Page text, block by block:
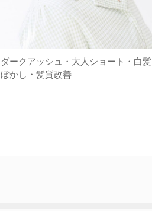
ダークアッシュ・大人ショート・白髪
ぼかし・髪質改善